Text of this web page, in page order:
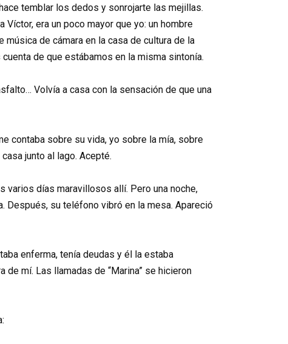
temblar los dedos y sonrojarte las mejillas.
era un poco mayor que yo: un hombre
de cámara en la casa de cultura de la
de que estábamos en la misma sintonía.
Volvía a casa con la sensación de que una
contaba sobre su vida, yo sobre la mía, sobre
junto al lago. Acepté.
varios días maravillosos allí. Pero una noche,
Después, su teléfono vibró en la mesa. Apareció
enferma, tenía deudas y él la estaba
mí. Las llamadas de “Marina” se hicieron